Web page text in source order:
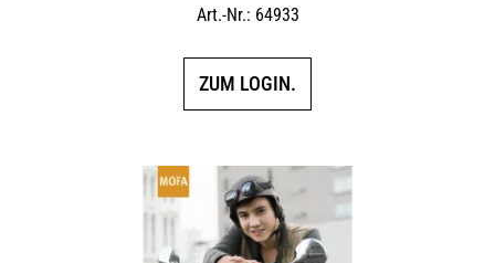
Art.-Nr.: 64933
ZUM LOGIN.